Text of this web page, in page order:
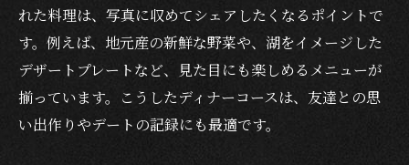
れた料理は、写真に収めてシェアしたくなるポイントで
す。例えば、地元産の新鮮な野菜や、湖をイメージした
デザートプレートなど、見た目にも楽しめるメニューが
揃っています。こうしたディナーコースは、友達との思
い出作りやデートの記録にも最適です。